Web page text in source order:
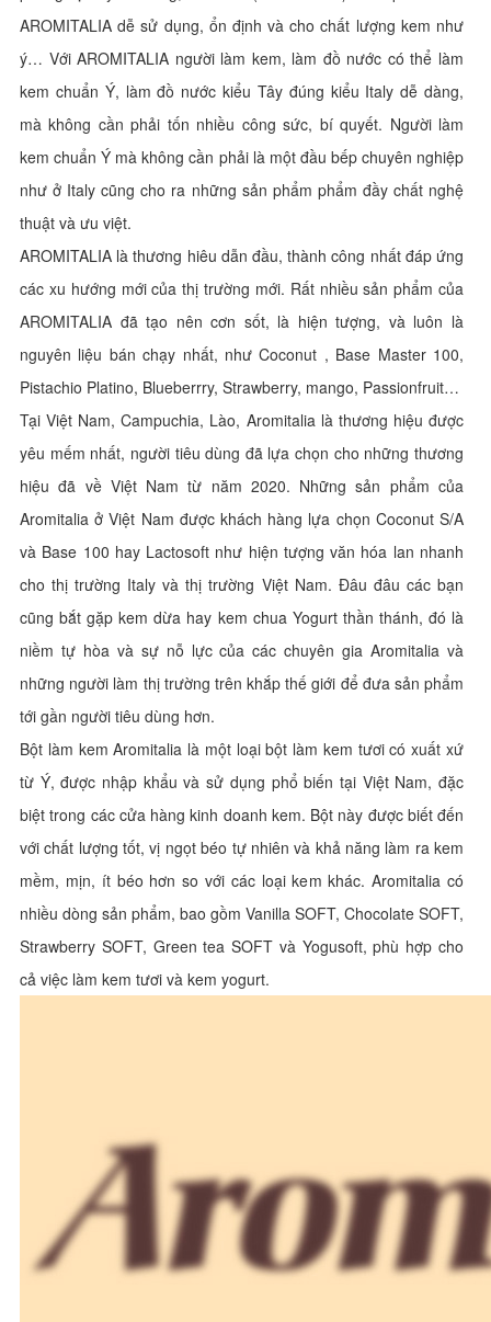
AROMITALIA dễ sử dụng, ổn định và cho chất lượng kem như
ý… Với AROMITALIA người làm kem, làm đồ nước có thể làm
kem chuẩn Ý, làm đồ nước kiểu Tây đúng kiểu Italy dễ dàng,
mà không cần phải tốn nhiều công sức, bí quyết. Người làm
kem chuẩn Ý mà không cần phải là một đầu bếp chuyên nghiệp
như ở Italy cũng cho ra những sản phẩm phẩm đầy chất nghệ
thuật và ưu việt.
AROMITALIA là thương hiêu dẫn đầu, thành công nhất đáp ứng
các xu hướng mới của thị trường mới. Rất nhiều sản phẩm của
AROMITALIA đã tạo nên cơn sốt, là hiện tượng, và luôn là
nguyên liệu bán chạy nhất, như Coconut , Base Master 100,
Pistachio Platino, Blueberrry, Strawberry, mango, Passionfruit…
Tại Việt Nam, Campuchia, Lào, Aromitalia là thương hiệu được
yêu mếm nhất, người tiêu dùng đã lựa chọn cho những thương
hiệu đã về Việt Nam từ năm 2020. Những sản phẩm của
Aromitalia ở Việt Nam được khách hàng lựa chọn Coconut S/A
và Base 100 hay Lactosoft như hiện tượng văn hóa lan nhanh
cho thị trường Italy và thị trường Việt Nam. Đâu đâu các bạn
cũng bắt gặp kem dừa hay kem chua Yogurt thần thánh, đó là
niềm tự hòa và sự nỗ lực của các chuyên gia Aromitalia và
những người làm thị trường trên khắp thế giới để đưa sản phẩm
tới gần người tiêu dùng hơn.
Bột làm kem Aromitalia là một loại bột làm kem tươi có xuất xứ
từ Ý, được nhập khẩu và sử dụng phổ biến tại Việt Nam, đặc
biệt trong các cửa hàng kinh doanh kem. Bột này được biết đến
với chất lượng tốt, vị ngọt béo tự nhiên và khả năng làm ra kem
mềm, mịn, ít béo hơn so với các loại kem khác. Aromitalia có
nhiều dòng sản phẩm, bao gồm Vanilla SOFT, Chocolate SOFT,
Strawberry SOFT, Green tea SOFT và Yogusoft, phù hợp cho
cả việc làm kem tươi và kem yogurt.